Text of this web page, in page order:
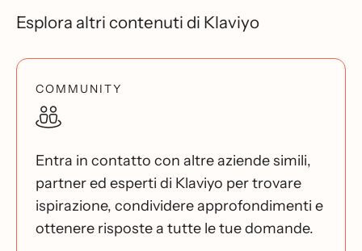
Esplora altri contenuti di Klaviyo
COMMUNITY
Entra in contatto con altre aziende simili,
partner ed esperti di Klaviyo per trovare
ispirazione, condividere approfondimenti e
ottenere risposte a tutte le tue domande.